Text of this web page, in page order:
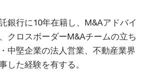
銀行に10年在籍し、M&Aアドバイ
クロスボーダーM&Aチームの立ち
中堅企業の法人営業、不動産業界
した経験を有する。